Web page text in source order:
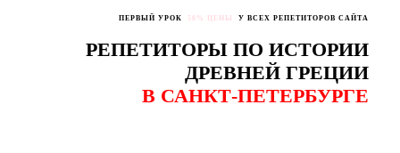
ПЕРВЫЙ УРОК 50% ЦЕНЫ У ВСЕХ РЕПЕТИТОРОВ САЙТА
РЕПЕТИТОРЫ ПО ИСТОРИИ
ДРЕВНЕЙ ГРЕЦИИ
В САНКТ-ПЕТЕРБУРГЕ